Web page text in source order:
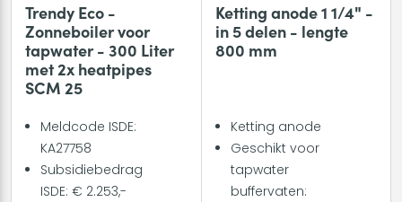
Trendy Eco -
Zonneboiler voor
tapwater - 300 Liter
met 2x heatpipes
SCM 25
Meldcode ISDE:
KA27758
Subsidiebedrag
ISDE: € 2.253,-
Ketting anode 1 1/4" -
in 5 delen - lengte
800 mm
Ketting anode
Geschikt voor
tapwater
buffervaten: